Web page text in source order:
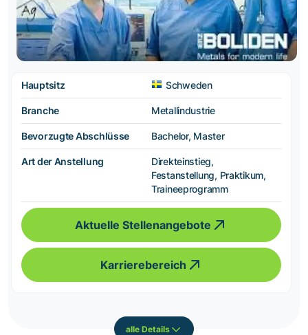
Hauptsitz Schweden
Branche Metallindustrie
Bevorzugte Abschlüsse Bachelor, Master
Art der Anstellung
Direkteinstieg,
Festanstellung, Praktikum,
Traineeprogramm
Aktuelle Stellenangebote
Karrierebereich
alle Details